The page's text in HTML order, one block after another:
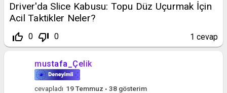
Driver'da Slice Kabusu: Topu Düz Uçurmak İçin
Acil Taktikler Neler?
thumb_up_off_alt 0 thumb_down_off_alt 0 1 cevap
mustafa_Çelik
cevapladı 19 Temmuz 38 gösterim